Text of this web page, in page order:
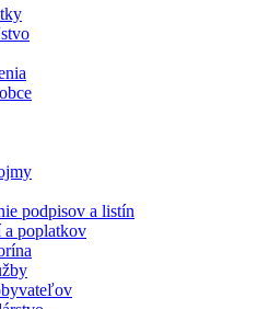
podpisov a listín
a poplatkov